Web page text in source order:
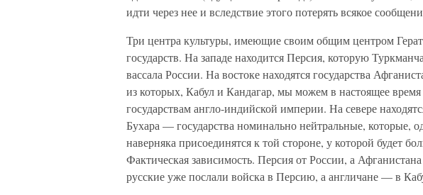
идти через нее и вследствие этого потерять всякое
Три центра культуры, имеющие своим общим центром
государств. На западе находится Персия, которую
вассала России. На востоке находятся государства
из которых, Кабул и Кандагар, мы можем в настоящее
государствам англо-индийской империи. На севере
Бухара — государства номинально нейтральные, которые,
наверняка присоединятся к той стороне, у которой будет
Фактическая зависимость. Персия от России, а
русские уже послали войска в Персию, а англичане — в